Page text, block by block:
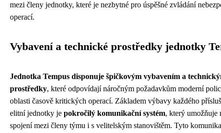
mezi členy jednotky, které je nezbytné pro úspěšné zvládání
operací.
Vybavení a technické prostředky jednotky
Jednotka Tempus disponuje špičkovým vybavením a
prostředky, které odpovídají náročným požadavkům moderní
oblasti časově kritických operací. Základem výbavy každého
elitní jednotky je pokročilý komunikační systém, který umožňuje
spojení mezi členy týmu i s velitelským stanovištěm. Tyto